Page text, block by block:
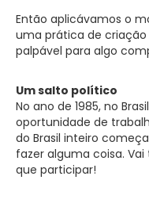
Então aplicávamos o
uma prática de
palpável para algo
Um salto político
No ano de 1985, no
oportunidade de
do Brasil inteiro
fazer alguma coisa.
que participar!